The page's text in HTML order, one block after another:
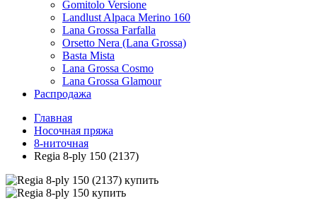
Gomitolo Versione
Landlust Alpaca Merino 160
Lana Grossa Farfalla
Orsetto Nera (Lana Grossa)
Basta Mista
Lana Grossa Cosmo
Lana Grossa Glamour
Распродажа
Главная
Носочная пряжа
8-ниточная
Regia 8-ply 150 (2137)